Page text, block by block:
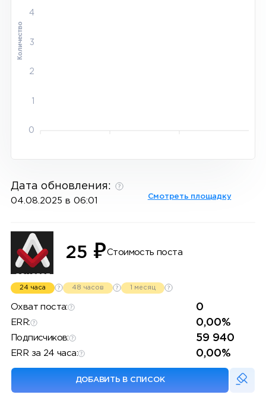
4
3
2
1
0
Количество
Дата обновления:
04.08.2025 в 06:01 Смотреть площадку
25 ₽Стоимость поста
24 часа 48 часов 1 месяц
Охват поста: 0
ERR: 0,00%
Подписчиков: 59 940
ERR за 24 часа: 0,00%
ДОБАВИТЬ В СПИСОК